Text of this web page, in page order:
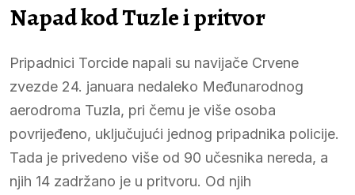
Napad kod Tuzle i pritvor
Pripadnici Torcide napali su navijače Crvene
zvezde 24. januara nedaleko Međunarodnog
aerodroma Tuzla, pri čemu je više osoba
povrijeđeno, uključujući jednog pripadnika policije.
Tada je privedeno više od 90 učesnika nereda, a
njih 14 zadržano je u pritvoru. Od njih